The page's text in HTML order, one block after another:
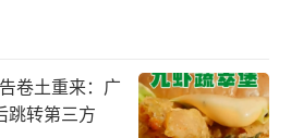
股地位在过去十余年间始
东的进退并未从根本上动
卷土重来：广
跳转第三方